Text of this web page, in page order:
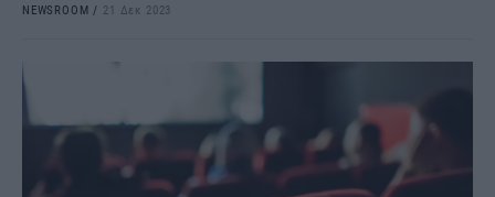
NEWSROOM / 21 Δεκ 2023